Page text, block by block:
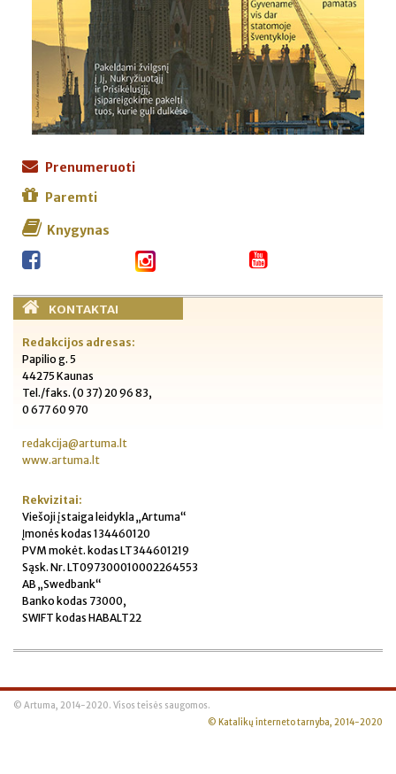
Prenumeruoti
Paremti
Knygynas
KONTAKTAI
Redakcijos adresas:
Papilio g. 5
44275 Kaunas
Tel./faks. (0 37) 20 96 83,
0 677 60 970
redakcija@artuma.lt
www.artuma.lt
Rekvizitai:
Viešoji įstaiga leidykla „Artuma“
Įmonės kodas 134460120
PVM mokėt. kodas LT344601219
Sąsk. Nr. LT097300010002264553
AB „Swedbank“
Banko kodas 73000,
SWIFT kodas HABALT22
© Artuma, 2014-2020. Visos teisės saugomos.
© Katalikų interneto tarnyba, 2014-2020